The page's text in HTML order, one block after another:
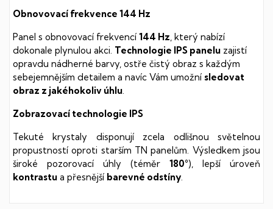
Obnovovací frekvence 144 Hz
Panel s obnovovací frekvencí 144 Hz , který nabízí
dokonale plynulou akci. Technologie IPS panelu zajistí
opravdu nádherné barvy, ostře čistý obraz s každým
sebejemnějším detailem a navíc Vám umožní sledovat
obraz z jakéhokoliv úhlu
Zobrazovací technologie IPS
Tekuté krystaly disponují zcela odlišnou světelnou
propustností oproti starším TN panelům. Výsledkem jsou
široké pozorovací úhly (téměr 180°), lepší úroveň
kontrastu a přesnější barevné odstíny